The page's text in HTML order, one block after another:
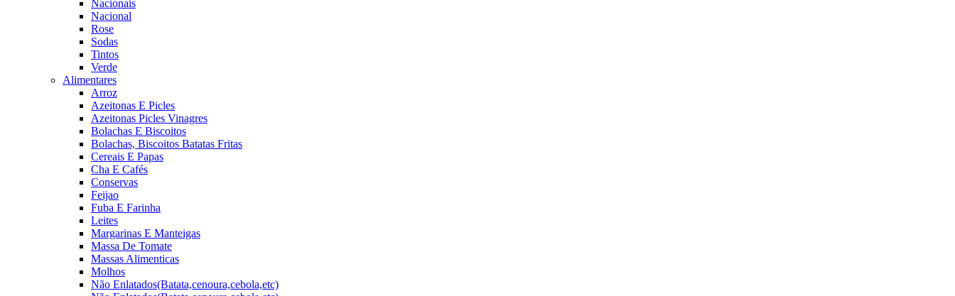
Nacionais
Nacional
Rose
Sodas
Tintos
Verde
Alimentares
Arroz
Azeitonas E Picles
Azeitonas Picles Vinagres
Bolachas E Biscoitos
Bolachas, Biscoitos Batatas Fritas
Cereais E Papas
Cha E Cafés
Conservas
Feijao
Fuba E Farinha
Leites
Margarinas E Manteigas
Massa De Tomate
Massas Alimenticas
Molhos
Não Enlatados(Batata,cenoura,cebola,etc)